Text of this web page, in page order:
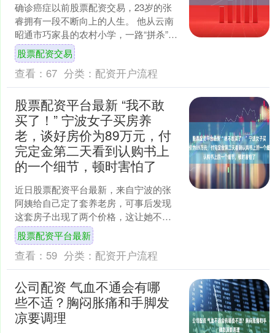
确诊癌症以前股票配资交易，23岁的张
睿拥有一段不断向上的人生。 他从云南
昭通市巧家县的农村小学，一路“拼杀”，
考上市里排名前列的高中。2020年，他
以650多分....
股票配资交易
查看： 67 分类： 配资开户流程
股票配资平台最新 “我不敢
买了！” 宁波女子买房养
老，谈好房价为89万元，付
完定金第二天看到认购书上
的一个细节，顿时害怕了
近日股票配资平台最新，来自宁波的张
阿姨给自己定了套养老房，可事后发现
这套房子出现了两个价格，这让她不知
该如何是好，希望我们帮她看看。 看房
当天付定金 事后发现房....
股票配资平台最新
查看： 59 分类： 配资开户流程
公司配资 气血不通会有哪
些不适？胸闷胀痛和手脚发
凉要调理